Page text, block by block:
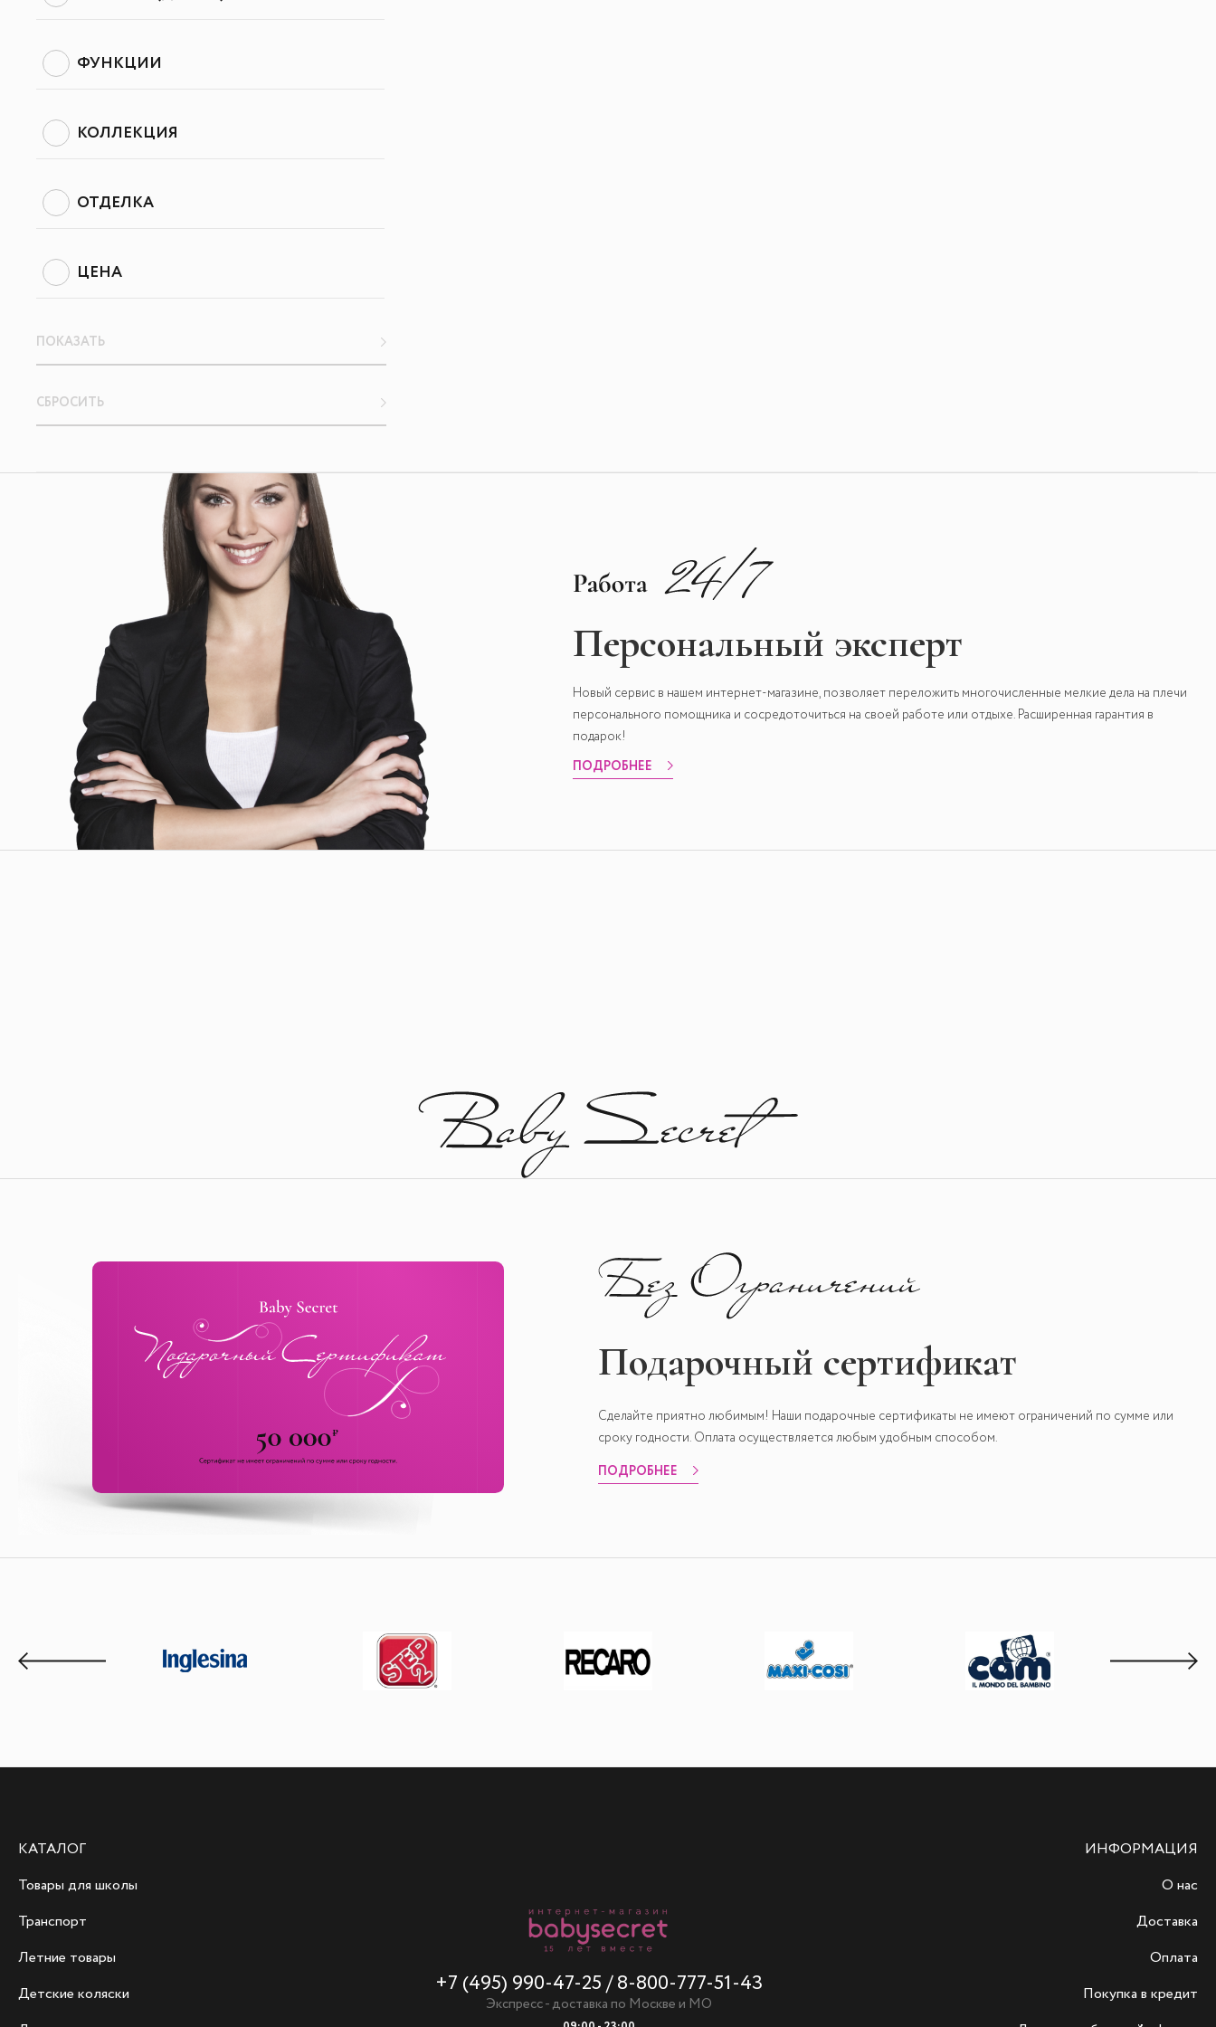
ФУНКЦИИ
КОЛЛЕКЦИЯ
ОТДЕЛКА
ЦЕНА
ПОКАЗАТЬ
СБРОСИТЬ
Персональный эксперт
Новый сервис в нашем интернет-магазине, позволяет переложить многочисленные мелкие дела на плечи
персонального помощника и сосредоточиться на своей работе или отдыхе. Расширенная гарантия в
подарок!
ПОДРОБНЕЕ
Подарочный сертификат
Сделайте приятно любимым! Наши подарочные сертификаты не имеют ограничений по сумме или
сроку годности. Оплата осуществляется любым удобным способом.
ПОДРОБНЕЕ
КАТАЛОГ
Товары для школы
Транспорт
Летние товары
Детские коляски
+7 (495) 990-47-25 / 8-800-777-51-43
Экспресс - доставка по Москве и МО
ИНФОРМАЦИЯ
О нас
Доставка
Оплата
Покупка в кредит